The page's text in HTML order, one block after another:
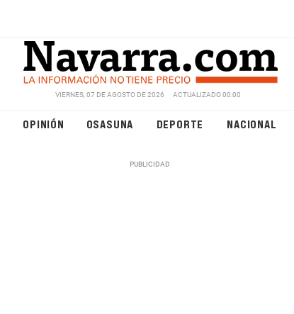
VIERNES, 07 DE AGOSTO DE 2026 ACTUALIZADO 00:00
OPINIÓN OSASUNA DEPORTE NACIONAL